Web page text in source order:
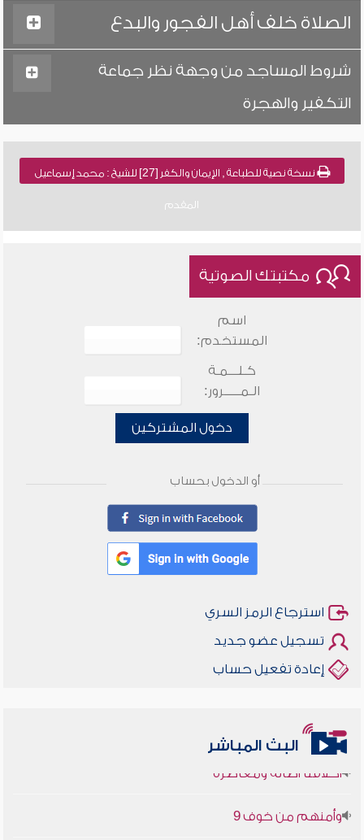
الصلاة خلف أهل الفجور والبدع
شروط المساجد من وجهة نظر جماعة
التكفير والهجرة
نسخة نصية للطباعة , الإيمان والكفر [27] للشيخ : محمد إسماعيل
المقدم
مكتبتك الصوتية
اسم
المستخدم:
كـلـــمـة
الـمـــــرور:
دخول المشتركين
أو الدخول بحساب
استرجاع الرمز السري
تسجيل عضو جديد
إعادة تفعيل حساب
البث المباشر
أخلاقنا أصالة ومعاصرة